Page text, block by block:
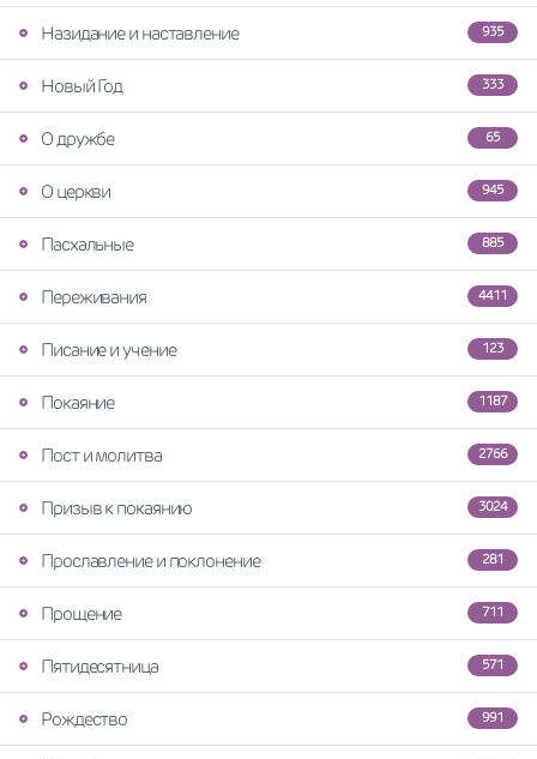
935
Назидание и наставление
333
Новый Год
65
О дружбе
945
О церкви
885
Пасхальные
4411
Переживания
123
Писание и учение
1187
Покаяние
2766
Пост и молитва
3024
Призыв к покаянию
281
Прославление и поклонение
711
Прощение
571
Пятидесятница
991
Рождество